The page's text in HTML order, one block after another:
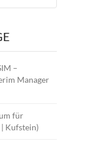
–
Manager
für
Kufstein)